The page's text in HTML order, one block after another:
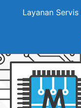
Layanan